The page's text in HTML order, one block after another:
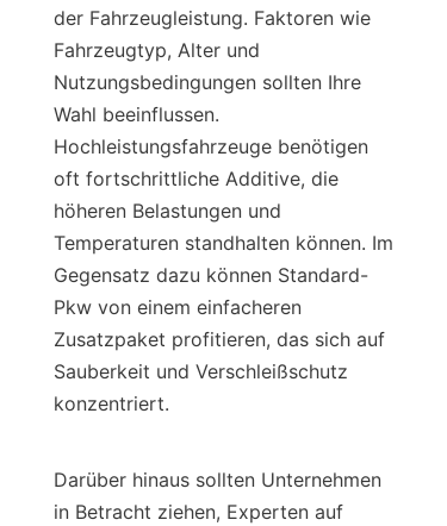
der Fahrzeugleistung. Faktoren wie
Fahrzeugtyp, Alter und
Nutzungsbedingungen sollten Ihre
Wahl beeinflussen.
Hochleistungsfahrzeuge benötigen
oft fortschrittliche Additive, die
höheren Belastungen und
Temperaturen standhalten können. Im
Gegensatz dazu können Standard-
Pkw von einem einfacheren
Zusatzpaket profitieren, das sich auf
Sauberkeit und Verschleißschutz
konzentriert.
Darüber hinaus sollten Unternehmen
in Betracht ziehen, Experten auf